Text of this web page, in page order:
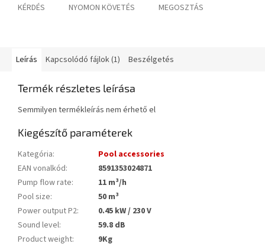
KÉRDÉS NYOMON KÖVETÉS MEGOSZTÁS
Leírás Kapcsolódó fájlok (1) Beszélgetés
Termék részletes leírása
Semmilyen termékleírás nem érhető el
Kiegészítő paraméterek
Kategória:
Pool accessories
EAN vonalkód:
8591353024871
Pump flow rate:
11 m³/h
Pool size:
50 m³
Power output P2:
0.45 kW / 230 V
Sound level:
59.8 dB
Product weight:
9Kg